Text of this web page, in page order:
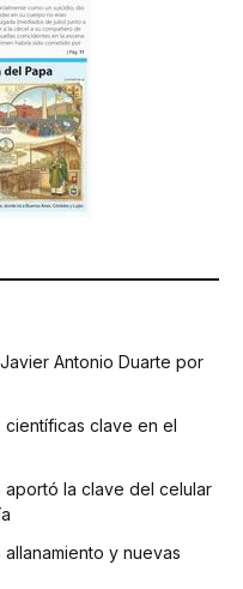
Antonio Duarte por
clave en el
aportó la clave del celular
y nuevas